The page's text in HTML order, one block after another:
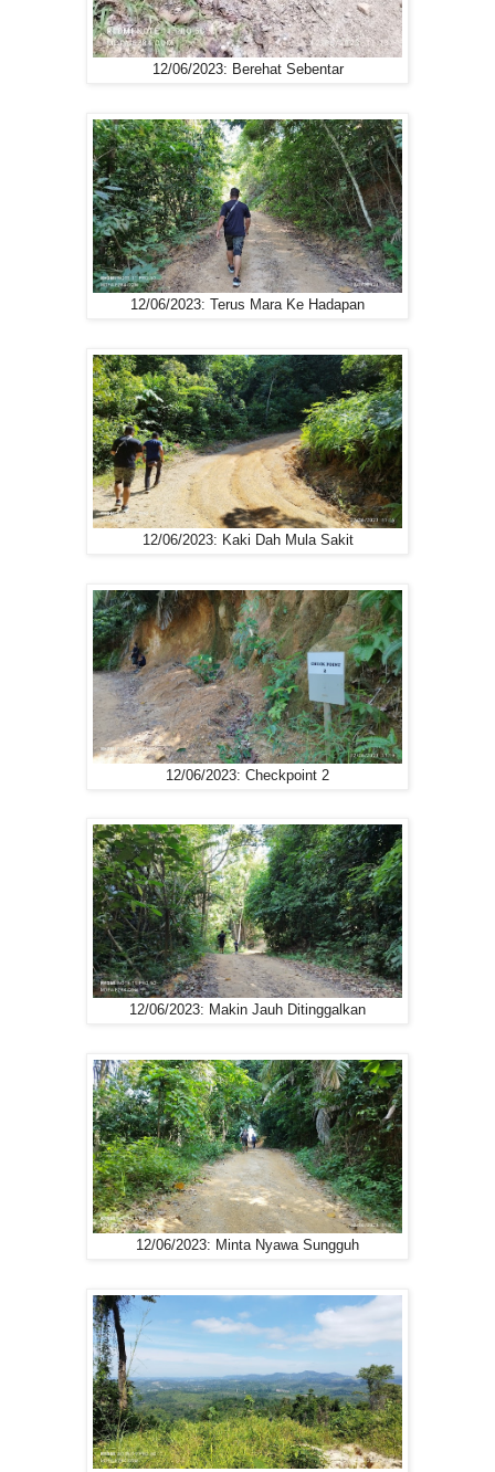
12/06/2023: Berehat Sebentar
12/06/2023: Terus Mara Ke Hadapan
12/06/2023: Kaki Dah Mula Sakit
12/06/2023: Checkpoint 2
12/06/2023: Makin Jauh Ditinggalkan
12/06/2023: Minta Nyawa Sungguh